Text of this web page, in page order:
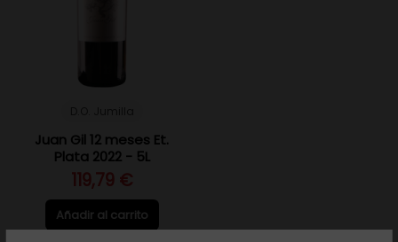
Juan Gil 12 meses Et.
Plata 2022 - 5L
119,79 €
Añadir al carrito